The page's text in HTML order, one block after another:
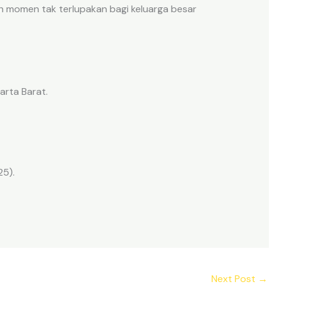
momen tak terlupakan bagi keluarga besar
Barat.
Next Post →